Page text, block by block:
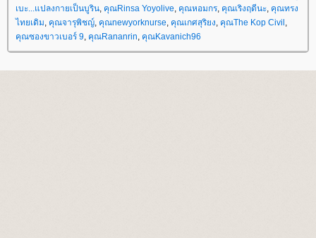
เบะ...แปลงกายเป็นบูริน, คุณRinsa Yoyolive, คุณหอมกร, คุณเริงฤดีนะ, คุณทรง
ไทยเดิม, คุณจารุพิชญ์, คุณnewyorknurse, คุณเกศสุริยง, คุณThe Kop Civil,
คุณซองขาวเบอร์ 9, คุณRananrin, คุณKavanich96